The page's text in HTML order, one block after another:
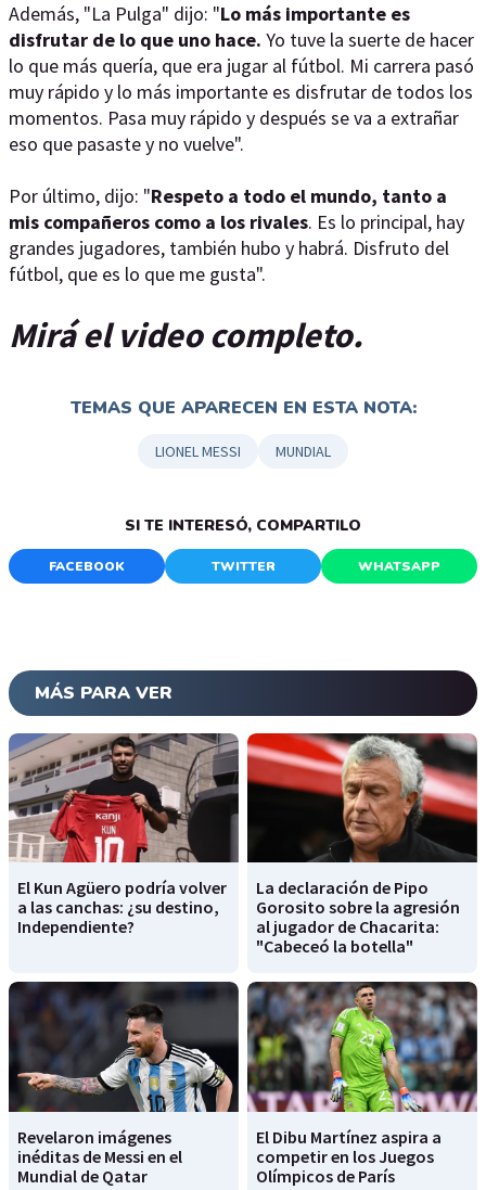
Además, "La Pulga" dijo: "Lo más importante es
disfrutar de lo que uno hace. Yo tuve la suerte de hacer
lo que más quería, que era jugar al fútbol. Mi carrera pasó
muy rápido y lo más importante es disfrutar de todos los
momentos. Pasa muy rápido y después se va a extrañar
eso que pasaste y no vuelve".
Por último, dijo: "Respeto a todo el mundo, tanto a
mis compañeros como a los rivales. Es lo principal, hay
grandes jugadores, también hubo y habrá. Disfruto del
fútbol, que es lo que me gusta".
Mirá el video completo.
TEMAS QUE APARECEN EN ESTA NOTA:
LIONEL MESSI MUNDIAL
SI TE INTERESÓ, COMPARTILO
FACEBOOK TWITTER WHATSAPP
MÁS PARA VER
El Kun Agüero podría volver
a las canchas: ¿su destino,
Independiente?
La declaración de Pipo
Gorosito sobre la agresión
al jugador de Chacarita:
"Cabeceó la botella"
Revelaron imágenes
inéditas de Messi en el
Mundial de Qatar
El Dibu Martínez aspira a
competir en los Juegos
Olímpicos de París